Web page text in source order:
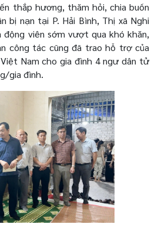
thắp hương, thăm hỏi, chia buồn
bị nạn tại P. Hải Bình, Thị xã Nghi
động viên sớm vượt qua khó khăn,
công tác cũng đã trao hỗ trợ của
Nam cho gia đình 4 ngư dân tử
gia đình.